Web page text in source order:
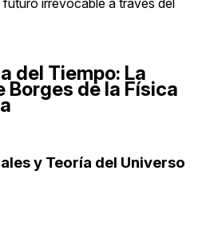
irrevocable a través del
del Tiempo: La
de la Física
y Teoría del Universo